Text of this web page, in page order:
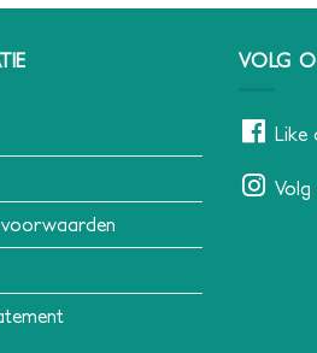
VOLG
Like